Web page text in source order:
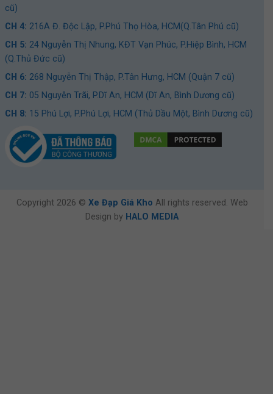
cũ)
CH 4: 216A Đ. Độc Lập, P.Phú Thọ Hòa, HCM(Q.Tân Phú cũ)
CH 5: 24 Nguyễn Thị Nhung, KĐT Vạn Phúc, P.Hiệp Bình, HCM
(Q.Thủ Đức cũ)
CH 6: 268 Nguyễn Thị Thập, P.Tân Hưng, HCM (Quận 7 cũ)
CH 7: 05 Nguyễn Trãi, P.Dĩ An, HCM (Dĩ An, Bình Dương cũ)
CH 8: 15 Phú Lợi, P.Phú Lợi, HCM (Thủ Dầu Một, Bình Dương cũ)
Copyright 2026 © Xe Đạp Giá Kho All rights reserved. Web
Design by HALO MEDIA